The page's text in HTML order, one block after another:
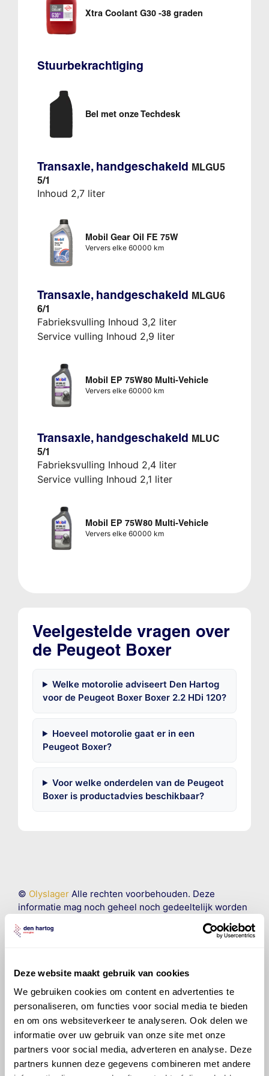
Deze website maakt gebruik van cookies
We gebruiken cookies om content en advertenties te
personaliseren, om functies voor social media te bieden
en om ons websiteverkeer te analyseren. Ook delen we
informatie over uw gebruik van onze site met onze
partners voor social media, adverteren en analyse. Deze
partners kunnen deze gegevens combineren met andere
Xtra Coolant G30 -38 graden
Stuurbekrachtiging
Bel met onze Techdesk
Transaxle, handgeschakeld MLGU5
5/1
Inhoud 2,7 liter
Mobil Gear Oil FE 75W
Ververs elke 60000 km
Transaxle, handgeschakeld MLGU6
6/1
Fabrieksvulling Inhoud 3,2 liter
Service vulling Inhoud 2,9 liter
Mobil EP 75W80 Multi-Vehicle
Ververs elke 60000 km
Transaxle, handgeschakeld MLUC
5/1
Fabrieksvulling Inhoud 2,4 liter
Service vulling Inhoud 2,1 liter
Mobil EP 75W80 Multi-Vehicle
Ververs elke 60000 km
Veelgestelde vragen over
de Peugeot Boxer
Welke motorolie adviseert Den Hartog
voor de Peugeot Boxer Boxer 2.2 HDi 120?
Hoeveel motorolie gaat er in een
Peugeot Boxer?
Voor welke onderdelen van de Peugeot
Boxer is productadvies beschikbaar?
© OlyslagerAlle rechten voorbehouden. Deze
informatie mag noch geheel noch gedeeltelijk worden
gereproduceerd, opgeslagen in een database of op
andere manieren worden overgedragen zonder
om ervoor te zorgen dat deze gegevens zo accuraat
en compleet mogelijk zijn, wordt geen
aansprakelijkheid aanvaard, anders dan waartoe een
wettelijke verplichting bestaat, voor schade of verlies
veroorzaakt door fouten of omissies in de verstrekte
informatie. Door deze olieaanbevelingsinformatie te
raadplegen en te gebruiken erkent de gebruiker dat
hij/zij de ervaring, de kennis en het vermogen heeft